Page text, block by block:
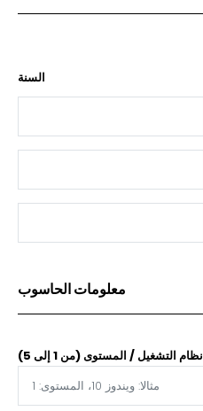
السنة
معلومات الحاسوب
نظام التشغيل / المستوى (من 1 إلى 5)